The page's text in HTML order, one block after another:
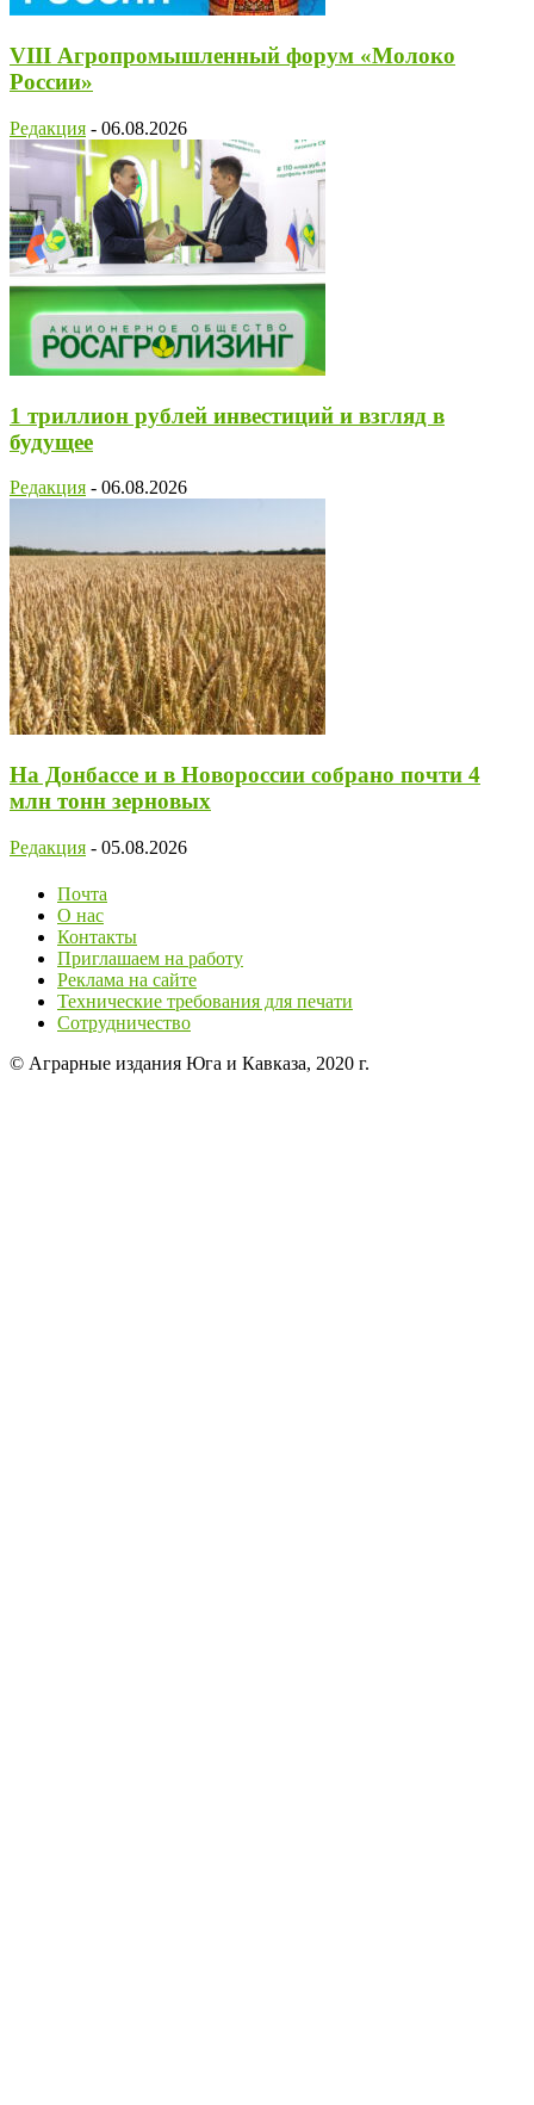
VIII Агропромышленный форум «Молоко
России»
Редакция - 06.08.2026
1 триллион рублей инвестиций и взгляд в
будущее
Редакция - 06.08.2026
На Донбассе и в Новороссии собрано почти 4
млн тонн зерновых
Редакция - 05.08.2026
Почта
О нас
Контакты
Приглашаем на работу
Реклама на сайте
Технические требования для печати
Сотрудничество
© Аграрные издания Юга и Кавказа, 2020 г.